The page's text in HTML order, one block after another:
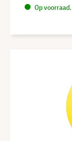
Op